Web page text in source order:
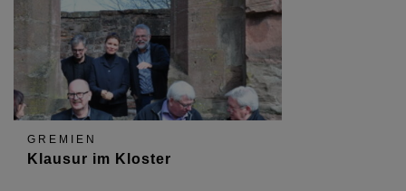
GREMIEN
Klausur im Kloster